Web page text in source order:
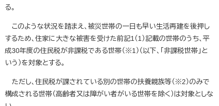
る。
このような状況を踏まえ、被災世帯の一日も早い生活再建を後押し
するため、住家に大きな被害を受けた前記1（1）記載の世帯のうち、平
成30年度の住民税が非課税である世帯（※1）（以下、「非課税世帯」と
いう）を対象とする。
ただし、住民税が課されている別の世帯の扶養親族等（※2）のみで
構成される世帯（高齢者又は障がい者がいる世帯を除く）は対象としな